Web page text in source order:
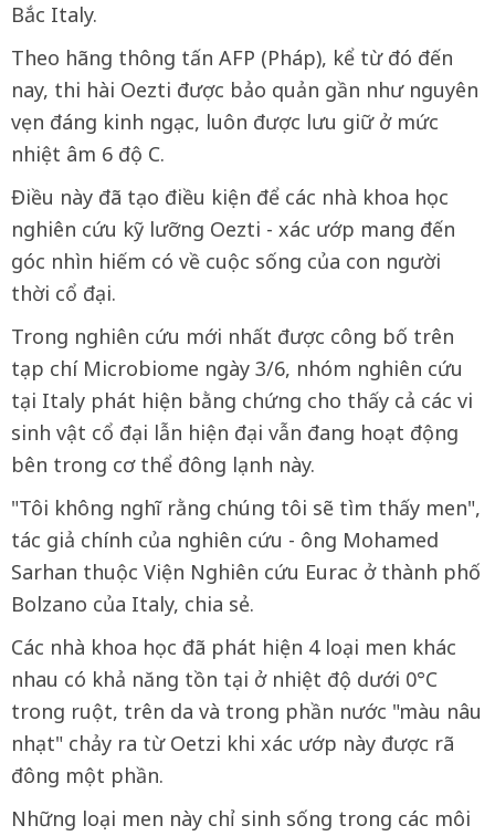
Bắc Italy.
Theo hãng thông tấn AFP (Pháp), kể từ đó đến
nay, thi hài Oezti được bảo quản gần như nguyên
vẹn đáng kinh ngạc, luôn được lưu giữ ở mức
nhiệt âm 6 độ C.
Điều này đã tạo điều kiện để các nhà khoa học
nghiên cứu kỹ lưỡng Oezti - xác ướp mang đến
góc nhìn hiếm có về cuộc sống của con người
thời cổ đại.
Trong nghiên cứu mới nhất được công bố trên
tạp chí Microbiome ngày 3/6, nhóm nghiên cứu
tại Italy phát hiện bằng chứng cho thấy cả các vi
sinh vật cổ đại lẫn hiện đại vẫn đang hoạt động
bên trong cơ thể đông lạnh này.
"Tôi không nghĩ rằng chúng tôi sẽ tìm thấy men",
tác giả chính của nghiên cứu - ông Mohamed
Sarhan thuộc Viện Nghiên cứu Eurac ở thành phố
Bolzano của Italy, chia sẻ.
Các nhà khoa học đã phát hiện 4 loại men khác
nhau có khả năng tồn tại ở nhiệt độ dưới 0°C
trong ruột, trên da và trong phần nước "màu nâu
nhạt" chảy ra từ Oetzi khi xác ướp này được rã
đông một phần.
Những loại men này chỉ sinh sống trong các môi